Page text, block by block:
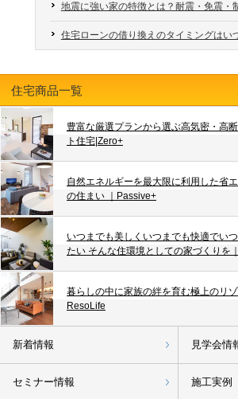
地震に強い家の特徴とは？耐震・免震・
住宅ローンの借り換えのタイミングはい
住宅商品一覧
豊富な厳選プランから選ぶ高気密・高
ト住宅|Zero+
自然エネルギーを最大限に利用した省
の住まい ｜Passive+
いつまでも美しくいつまでも快適でい
たい そんな住環境としての家づくりを
暮らしの中に家族の絆を育む極上のリゾ
ResoLife
新着情報 見学会情
セミナー情報 施工実例